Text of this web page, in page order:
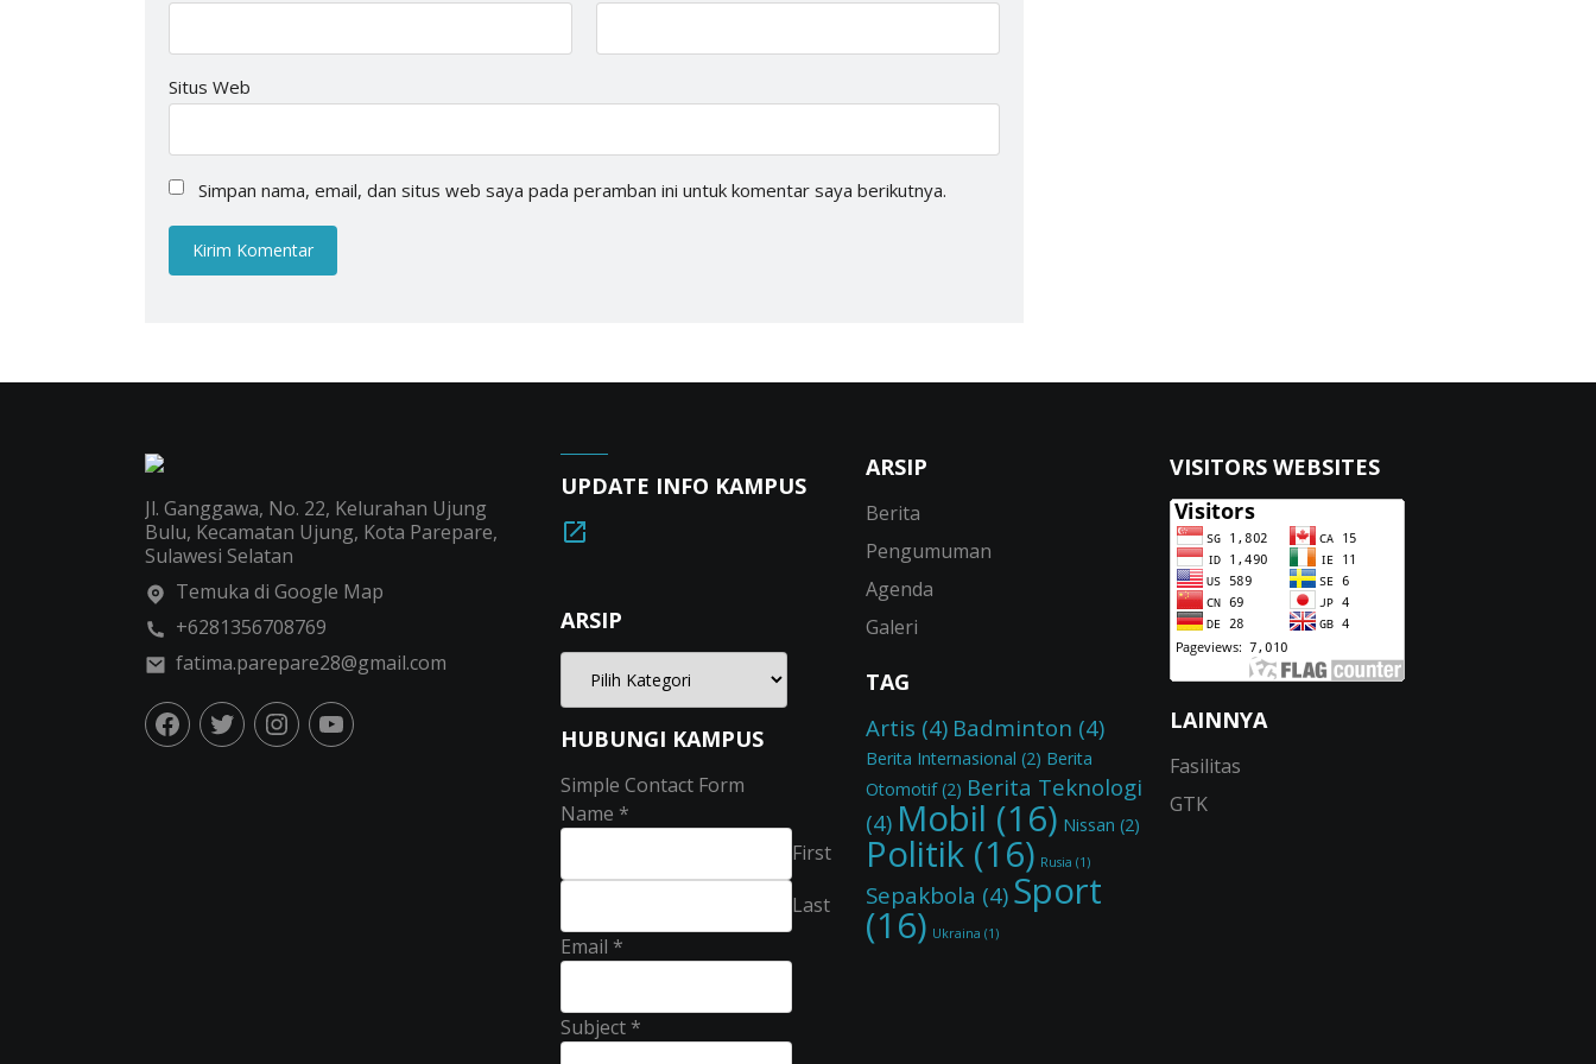
Situs Web
Simpan nama, email, dan situs web saya pada peramban ini untuk komentar saya berikutnya.
Jl. Ganggawa, No. 22, Kelurahan Ujung
Bulu, Kecamatan Ujung, Kota Parepare,
Sulawesi Selatan
Temuka di Google Map
+6281356708769
fatima.parepare28@gmail.com
UPDATE INFO KAMPUS
ARSIP
HUBUNGI KAMPUS
Simple Contact Form
Name *
First
Last
Email *
Subject *
ARSIP
Berita
Pengumuman
Agenda
Galeri
TAG
Artis (4) Badminton (4)
Berita Internasional (2) Berita
Otomotif(2) Berita Teknologi
(4) Mobil (16) Nissan (2)
Politik(16) Rusia (1)
Sepakbola (4) Sport
(16) Ukraina (1)
VISITORS WEBSITES
LAINNYA
Fasilitas
GTK